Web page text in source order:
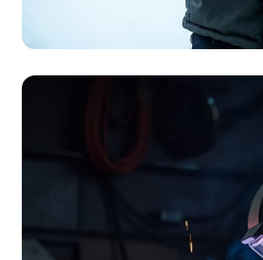
Winter
Essentials